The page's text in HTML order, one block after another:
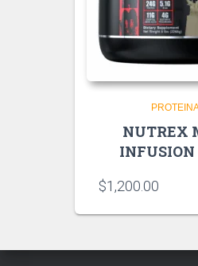
NUTREX
INFUSION
$1,200.00